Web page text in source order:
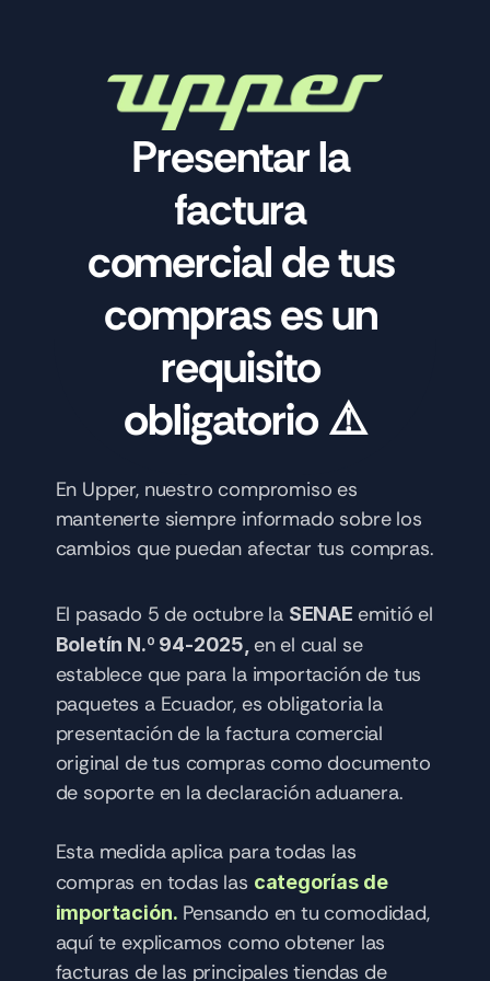
Presentar la
factura
comercial de tus
compras es un
requisito
obligatorio ⚠️
En Upper, nuestro compromiso es
mantenerte siempre informado sobre los
cambios que puedan afectar tus compras.
El pasado 5 de octubre la SENAE
Boletín N.º 94-2025, en el cual se
establece que para la importación de tus
paquetes a Ecuador, es obligatoria la
presentación de la factura comercial
original de tus compras como documento
de soporte en la declaración aduanera.
Esta medida aplica para todas las
compras en todas las categorías de
importación. Pensando en tu comodidad,
aquí te explicamos como obtener las
facturas de las principales tiendas de